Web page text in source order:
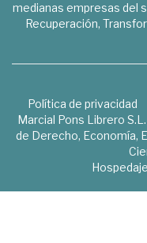
medianas empresas del
Recuperación,
Política de privacidad
Marcial Pons Librero
de Derecho, Economía,